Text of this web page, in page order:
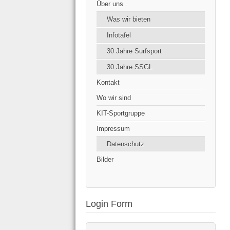
Über uns
Was wir bieten
Infotafel
30 Jahre Surfsport
30 Jahre SSGL
Kontakt
Wo wir sind
KIT-Sportgruppe
Impressum
Datenschutz
Bilder
Login Form